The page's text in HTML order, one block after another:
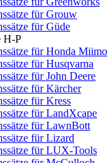
für Grouw
für Güde
H-P
für Honda Miimo
für Husqvarna
für John Deere
für Kärcher
für Kress
für LandXcape
für LawnBott
für Lizard
für LUX-Tools